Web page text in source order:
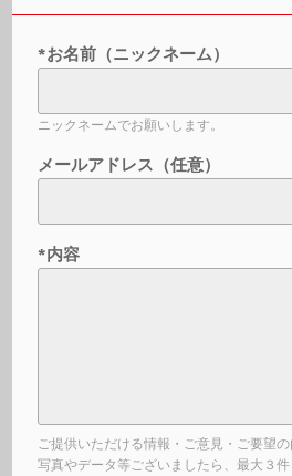
*お名前（ニックネーム）
ニックネームでお願いします。
メールアドレス（任意）
*内容
ご提供いただける情報・ご意見・ご要望の
写真やデータ等ございましたら、最大３